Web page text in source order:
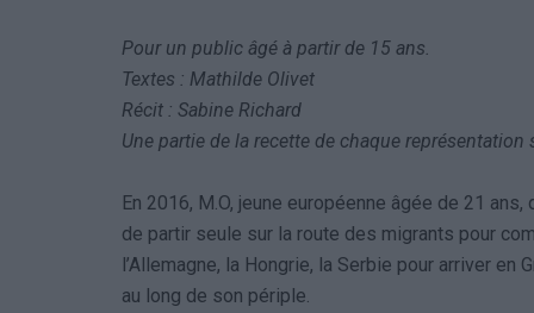
Pour un public âgé à partir de 15 ans.
Textes : Mathilde Olivet
Récit : Sabine Richard
Une partie de la recette de chaque
En 2016, M.O, jeune européenne âgée de 21
de partir seule sur la route des migrants pour
l’Allemagne, la Hongrie, la Serbie pour arriver en
au long de son périple.